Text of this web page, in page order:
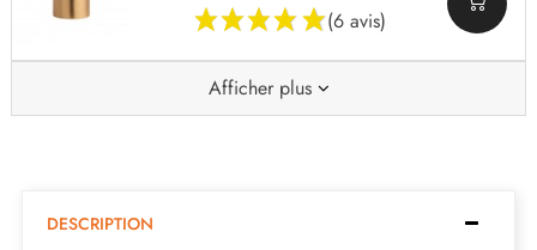
(6 avis)
Afficher plus
DESCRIPTION